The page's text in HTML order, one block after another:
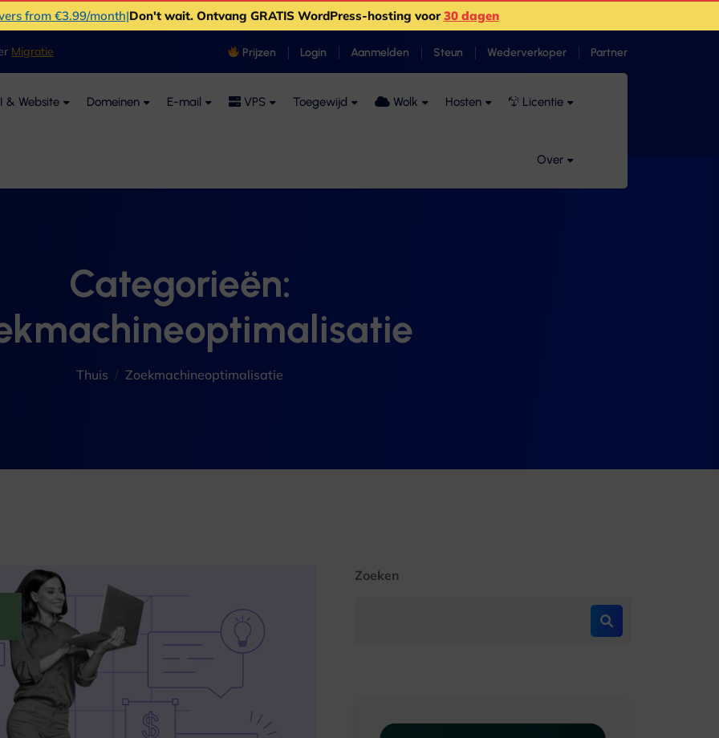
from €3.99/month|Don't wait. Ontvang GRATIS WordPress-hosting voor30 dagen
Migratie Prijzen Login Aanmelden Steun Wederverkoper Partner
& Website Domeinen E-mail VPS Toegewijd Wolk Hosten Licentie
Over
Categorieën:
Thuis Zoekmachineoptimalisatie
Zoeken